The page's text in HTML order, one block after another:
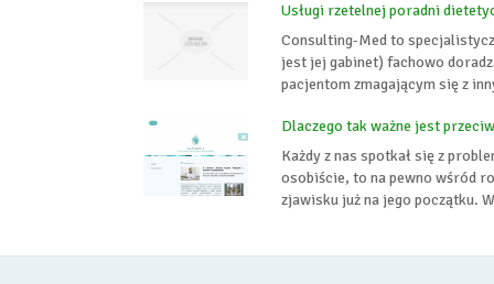
Usługi rzetelnej poradni
Consulting-Med to
jest jej gabinet) fachowo
pacjentom zmagającym się z
Dlaczego tak ważne jest
Każdy z nas spotkał się z
osobiście, to na pewno wśród
zjawisku już na jego początku.